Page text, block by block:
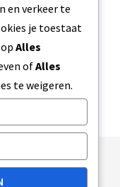
Policy
en verkeer te
je toestaat
Alles
ofAlles
te weigeren.